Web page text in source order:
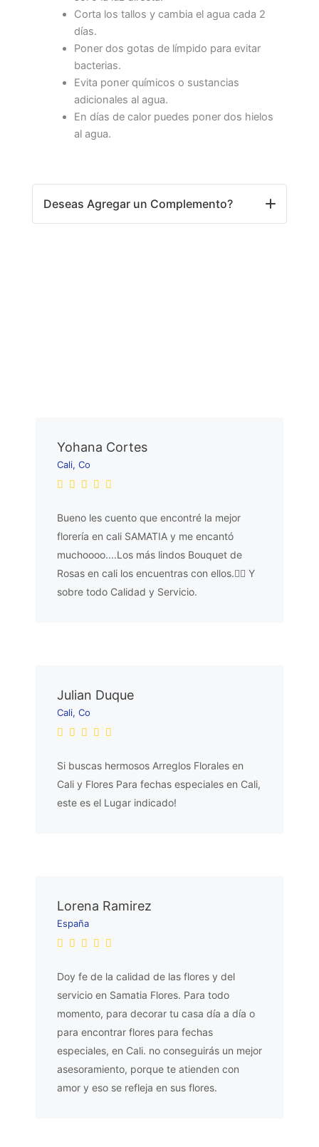
Corta los tallos y cambia el agua cada 2
días.
Poner dos gotas de límpido para evitar
bacterias.
Evita poner químicos o sustancias
adicionales al agua.
En días de calor puedes poner dos hielos
al agua.
Deseas Agregar un Complemento?
Yohana Cortes
Cali, Co
Bueno les cuento que encontré la mejor
florería en cali SAMATIA y me encantó
muchoooo....Los más lindos Bouquet de
Rosas en cali los encuentras con ellos.👌🏼 Y
sobre todo Calidad y Servicio.
Julian Duque
Cali, Co
Si buscas hermosos Arreglos Florales en
Cali y Flores Para fechas especiales en Cali,
este es el Lugar indicado!
Lorena Ramirez
España
Doy fe de la calidad de las flores y del
servicio en Samatia Flores. Para todo
momento, para decorar tu casa día a día o
para encontrar flores para fechas
especiales, en Cali. no conseguirás un mejor
asesoramiento, porque te atienden con
amor y eso se refleja en sus flores.